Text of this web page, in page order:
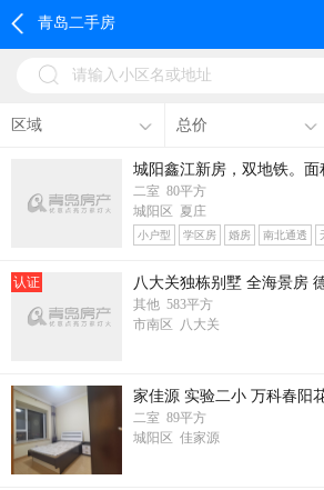
青岛二手房
请输入小区名或地址
区域 总价
二室 80平方
城阳区 夏庄
小户型 学区房 婚房 南北通透
认证 八大关独栋别墅 全海景房
其他 583平方
市南区 八大关
二室 89平方
城阳区 佳家源